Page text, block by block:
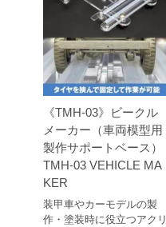
《TMH-03》ビークル
メーカー（車両模型用
製作サポートベース）
TMH-03 VEHICLE MA
KER
装甲車やカーモデルの製
作・塗装時に役立つアクリ